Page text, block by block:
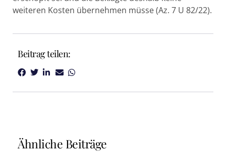
weiteren Kosten übernehmen müsse (Az. 7 U 82/22).
Beitrag teilen:
Ähnliche Beiträge